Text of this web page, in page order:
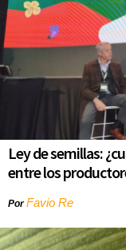
Ley de semillas:
entre los
PorFavio Re